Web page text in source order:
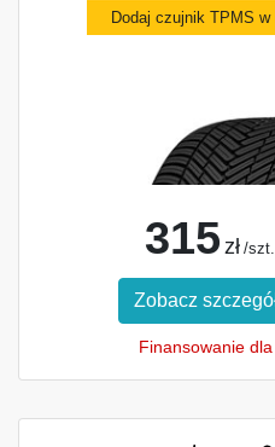
Dodaj czujnik TPMS
315 zł /szt.
Zobacz
Finansowanie